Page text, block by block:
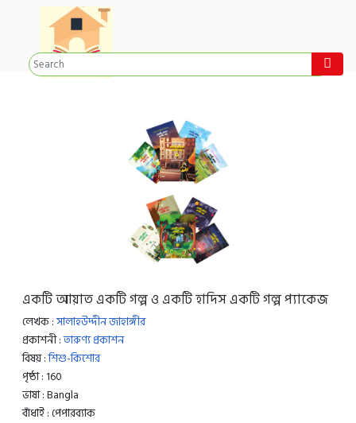
একটি আয়াত একটি গল্প ও একটি হাদিস একটি গল্প প্যাকেজ
লেখক :সালাহউদ্দীন জাহাঙ্গীর
প্রকাশনী :তারুণ্য প্রকাশন
বিষয় :শিশু-কিশোর
পৃষ্ঠা : 160
ভাষা : Bangla
বাঁধাই : পেপারব্যাক